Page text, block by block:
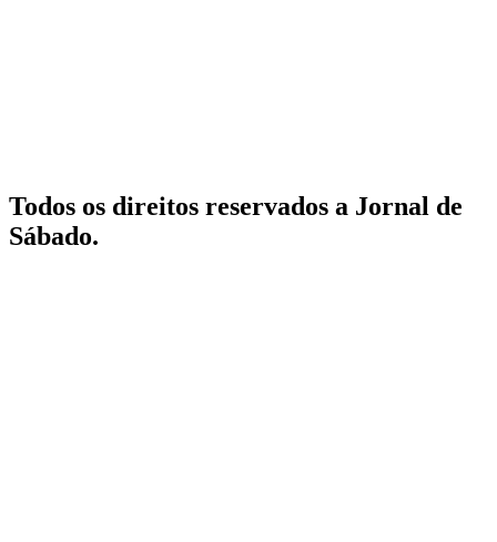
Todos os direitos reservados a Jornal de
Sábado.